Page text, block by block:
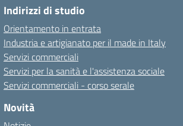
Indirizzi di studio
Orientamento in entrata
Industria e artigianato per il made in Italy
Servizi commerciali
Servizi per la sanità e l'assistenza sociale
Servizi commerciali - corso serale
Novità